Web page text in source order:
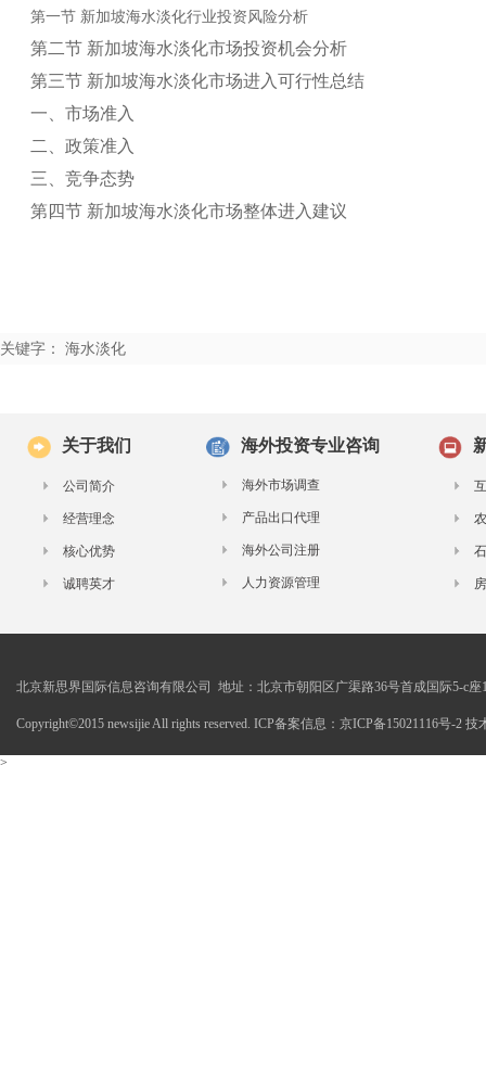
第一节 新加坡海水淡化行业投资风险分析
第二节 新加坡海水淡化市场投资机会分析
第三节 新加坡海水淡化市场进入可行性总结
一、市场准入
二、政策准入
三、竞争态势
第四节 新加坡海水淡化市场整体进入建议
关键字： 海水淡化
关于我们
公司简介
经营理念
核心优势
诚聘英才
海外投资专业咨询
海外市场调查
产品出口代理
海外公司注册
人力资源管理
北京新思界国际信息咨询有限公司 地址：北京市朝阳区广渠路36号首成国际5-c座
Copyright©2015 newsijie All rights reserved. ICP备案信息：京ICP备15021116号-2 技
>